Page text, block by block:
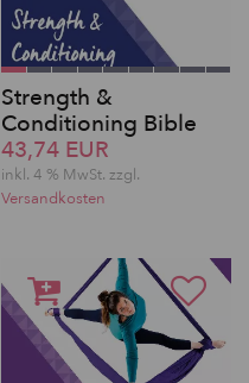
Strength &
Conditioning Bible
43,74 EUR
inkl. 4 % MwSt. zzgl.
Versandkosten